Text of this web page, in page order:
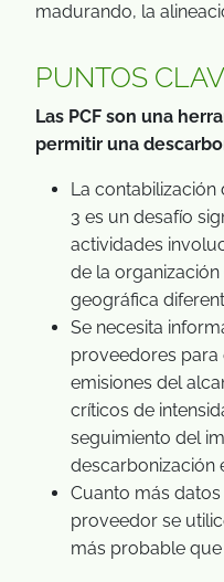
madurando, la
PUNTOS
Las PCF son una
permitir una
La contabilización
3 es un desafío
actividades
de la
geográfica
Se necesita
proveedores para
emisiones del
críticos de
seguimiento del
descarbonización
Cuanto más
proveedor se
más probable